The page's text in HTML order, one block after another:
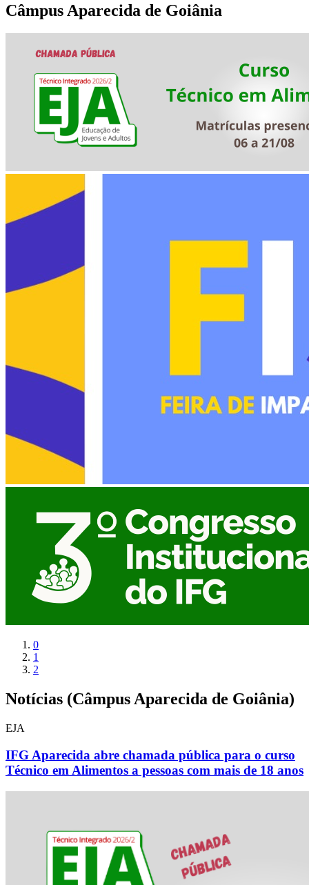
Câmpus Aparecida de Goiânia
0
1
2
Notícias (Câmpus Aparecida de Goiânia)
EJA
IFG Aparecida abre chamada pública para o curso
Técnico em Alimentos a pessoas com mais de 18 anos